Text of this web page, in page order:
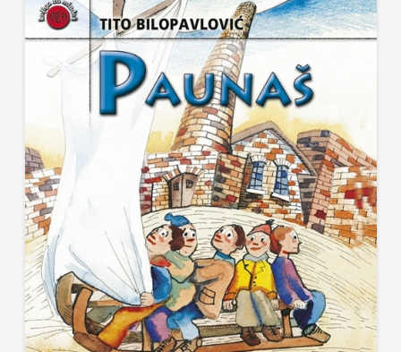
KNJIGE
ENGLESKOM
KNJIŽEVNA
ZAKLADA
FRA
GRGO
MARTIĆ
NAKLADA SV.ANTUNA
NAKLADA ULIKS
NARODNA KNJIŽNICA HNŽ/K
NAŠA DJECA
NAŠA OGNJIŠTA
NOVOTEKS
ODEON
OMEGA LAN
Pearson
PLANET ZOE